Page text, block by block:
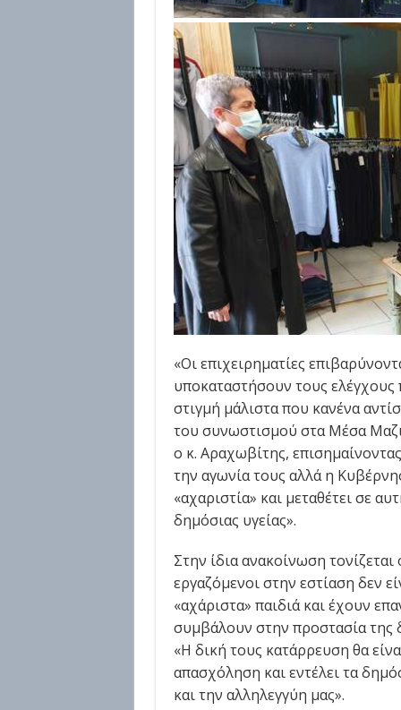
«Οι επιχειρηματίες
υποκαταστήσουν τους ελέγχους
στιγμή μάλιστα που κανένα
του συνωστισμού στα Μέσα
ο κ. Αραχωβίτης,
την αγωνία τους αλλά η
«αχαριστία» και μεταθέτει σε
δημόσιας υγείας».
Στην ίδια ανακοίνωση τονίζεται
εργαζόμενοι στην εστίαση δεν
«αχάριστα» παιδιά και έχουν
συμβάλουν στην προστασία της
«Η δική τους κατάρρευση θα
απασχόληση και εντέλει τα
και την αλληλεγγύη μας».